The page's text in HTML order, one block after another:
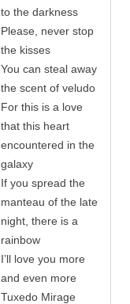
to the darkness
Please, never stop
the kisses
You can steal away
the scent of veludo
For this is a love
that this heart
encountered in the
galaxy
If you spread the
manteau of the late
night, there is a
rainbow
I’ll love you more
and even more
Tuxedo Mirage